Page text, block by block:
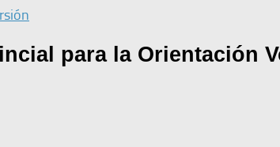
para la Orientación